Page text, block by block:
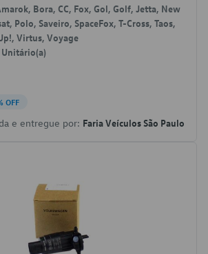
Bora, CC, Fox, Gol, Golf, Jetta, New
Polo, Saveiro, SpaceFox, T-Cross, Taos,
Virtus, Voyage
Unitário(a)
OFF
e entregue por: Faria Veículos São Paulo